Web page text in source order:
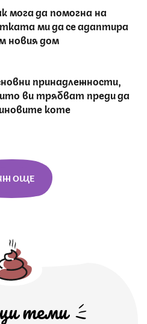
мога да помогна на
ми да се адаптира
новия дом
принадлежности,
ви трябват преди да
коте
ОЩЕ
теми